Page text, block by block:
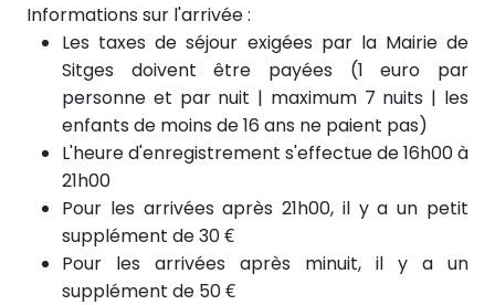
Informations sur l'arrivée :
Les taxes de séjour exigées par la Mairie de
Sitges doivent être payées (1 euro par
personne et par nuit | maximum 7 nuits | les
enfants de moins de 16 ans ne paient pas)
L'heure d'enregistrement s'effectue de 16h00 à
21h00
Pour les arrivées après 21h00, il y a un petit
supplément de 30 €
Pour les arrivées
après
minuit, il y a un
supplément de 50 €